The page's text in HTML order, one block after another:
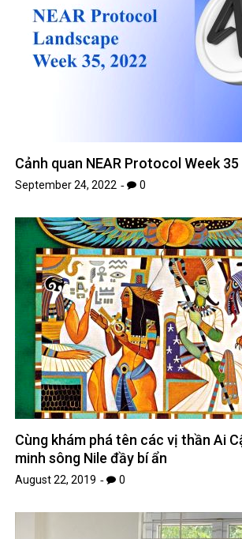
Cảnh quan NEAR Protocol Week
September 24, 2022 0
Cùng khám phá tên các vị thần Ai
minh sông Nile đầy bí ẩn
August 22, 2019 0